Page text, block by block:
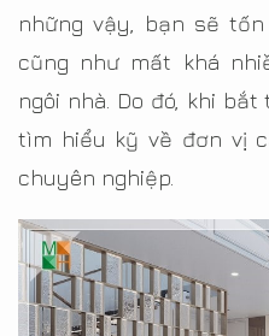
những vậy, bạn sẽ
cũng như mất khá
ngôi nhà. Do đó, khi
tìm hiểu kỹ về đơn vị
chuyên nghiệp.